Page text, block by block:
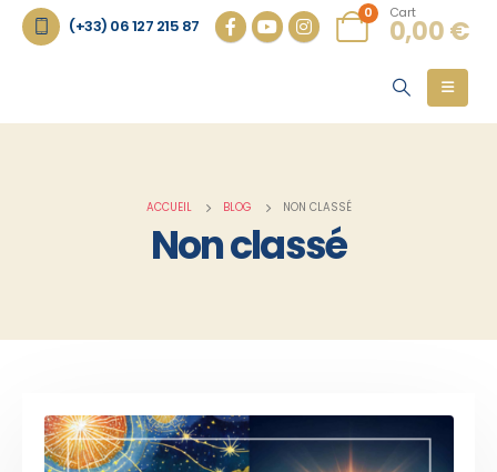
(+33) 06 127 215 87
0 Cart
0,00€
ACCUEIL BLOG NON CLASSÉ
Non classé